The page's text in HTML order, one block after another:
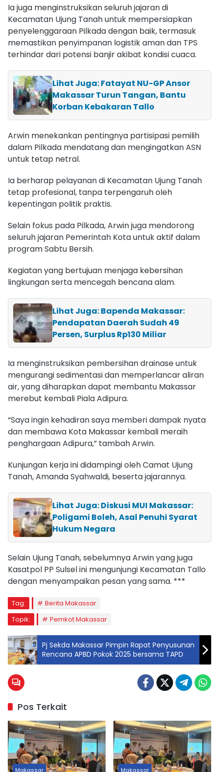
Ia juga menginstruksikan seluruh jajaran di
Kecamatan Ujung Tanah untuk mempersiapkan
penyelenggaraan Pilkada dengan baik, termasuk
memastikan penyimpanan logistik aman dan TPS
terhindar dari potensi banjir akibat kondisi cuaca.
Lihat Juga: Fatayat NU-GP Ansor
Makassar Turun Tangan, Bantu
Korban Kebakaran Tallo
Arwin menekankan pentingnya partisipasi pemilih
dalam Pilkada mendatang dan mengingatkan ASN
untuk tetap netral.
Ia berharap pelayanan di Kecamatan Ujung Tanah
tetap profesional, tanpa terpengaruh oleh
kepentingan politik praktis.
Selain fokus pada Pilkada, Arwin juga mendorong
seluruh jajaran Pemerintah Kota untuk aktif dalam
program Sabtu Bersih.
Kegiatan yang bertujuan menjaga kebersihan
lingkungan serta mencegah bencana alam.
Lihat Juga: Bapenda Makassar:
Pendapatan Daerah Sudah 49
Persen, Surplus Rp130 Miliar
Ia menginstruksikan pembersihan drainase untuk
mengurangi sedimentasi dan memperlancar aliran
air, yang diharapkan dapat membantu Makassar
merebut kembali Piala Adipura.
“Saya ingin kehadiran saya memberi dampak nyata
dan membawa Kota Makassar kembali meraih
penghargaan Adipura,” tambah Arwin.
Kunjungan kerja ini didampingi oleh Camat Ujung
Tanah, Amanda Syahwaldi, beserta jajarannya.
Lihat Juga: Diskusi MUI Makassar:
Poligami Boleh, Asal Penuhi Syarat
Hukum Negara
Selain Ujung Tanah, sebelumnya Arwin yang juga
Kasatpol PP Sulsel ini mengunjungi Kecamatan Tallo
dengan menyampaikan pesan yang sama. ***
Tag:
Berita Makassar
Topik:
Pemkot Makassar
Pj Sekda Makassar Pimpin Rapat Penyusunan
Rencana APBD Pokok 2025 bersama TAPD
Pos Terkait
Makassar Makassar